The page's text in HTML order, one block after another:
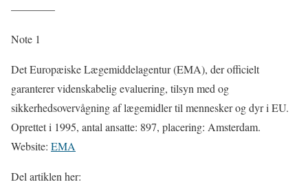
————
Note 1
Det Europæiske Lægemiddelagentur (EMA), der officielt
garanterer videnskabelig evaluering, tilsyn med og
sikkerhedsovervågning af lægemidler til mennesker og dyr i EU.
Oprettet i 1995, antal ansatte: 897, placering: Amsterdam.
Website: EMA
Del artiklen her: